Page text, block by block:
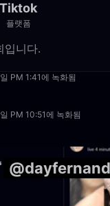
Tiktok
플랫폼
니다.
PM 1:41에 녹화됨
PM 10:51에 녹화됨